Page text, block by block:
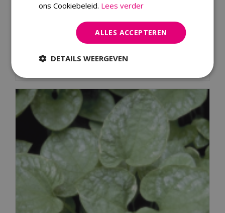
Kaukasische vergeet-mij-niet
ons Cookiebeleid. Lees verder
ALLES ACCEPTEREN
DETAILS WEERGEVEN